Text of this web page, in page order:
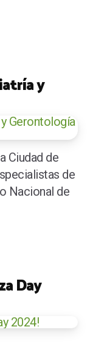
y
Ciudad de
de
Nacional de
Day